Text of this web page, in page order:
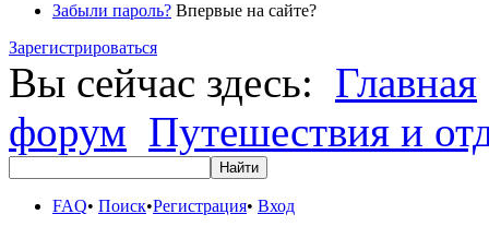
Забыли пароль? Впервые на сайте?
Зарегистрироваться
Вы сейчас здесь: Главная
форум Путешествия и
FAQ• Поиск•Регистрация• Вход